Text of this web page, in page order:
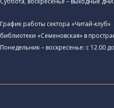
График работы сектора «Читай-клуб»
библиотеки «Семеновская» в
Понедельник – воскресенье: с 12.00